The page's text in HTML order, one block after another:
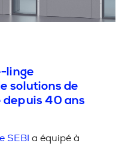
linge
solutions de
40 ans
SEBI a équipé à